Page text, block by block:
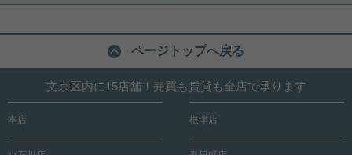
ページトップへ戻る
文京区内に15店舗！売買も賃貸も全店で承ります
本店 根津店